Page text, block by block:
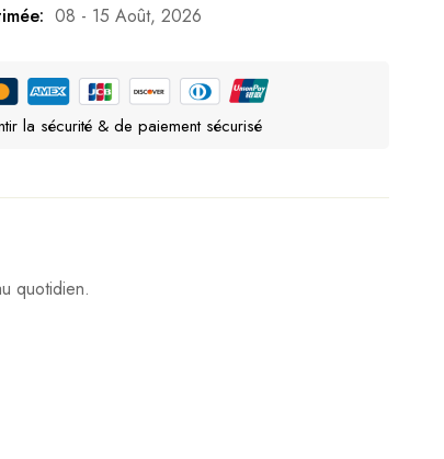
08 - 15 Août, 2026
la sécurité & de paiement sécurisé
quotidien.